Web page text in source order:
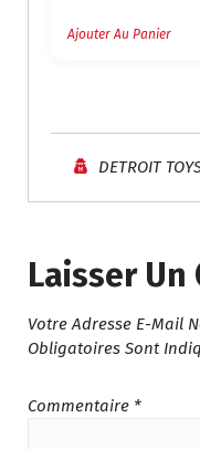
Ajouter Au Panier
DETROIT
Laisser Un
Votre Adresse E-Mail
Obligatoires Sont
Commentaire *